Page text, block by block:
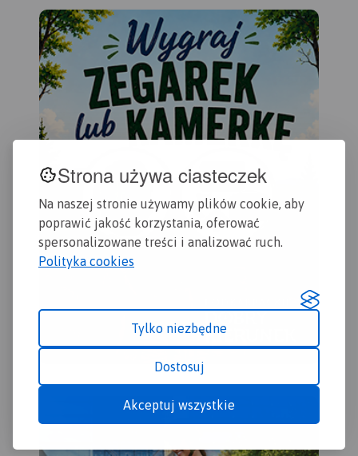
Strona używa ciasteczek
Na naszej stronie używamy plików cookie, aby
poprawić jakość korzystania, oferować
spersonalizowane treści i analizować ruch.
Polityka cookies
Tylko niezbędne
Dostosuj
Akceptuj wszystkie
Tomaszów Lubelski, Narol, i
Cieszanów. Zapraszamy na
rowerową podróż przez ten
niezwykły zakątek, do
zwiedzania atrakcji i
odkrywania tajemnic
Roztocza!
podkarpackich miejscowości.